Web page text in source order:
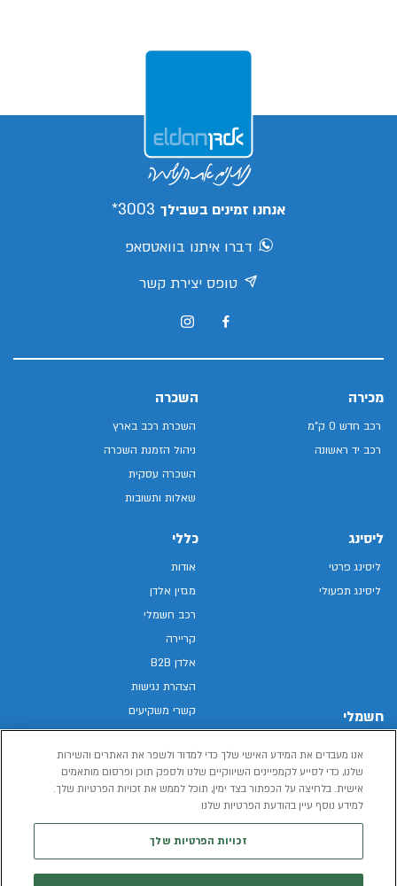
אנחנו זמינים בשבילך 3003*
דברו איתנו בוואטסאפ
טופס יצירת קשר
מכירה
רכב חדש 0 ק"מ
רכב יד ראשונה
השכרה
השכרת רכב בארץ
ניהול הזמנת השכרה
השכרה עסקית
שאלות ותשובות
ליסינג
ליסינג פרטי
ליסינג תפעולי
חשמלי
רכב חשמלי
הכל על רכב חשמלי
כללי
אודות
מגזין אלדן
רכב חשמלי
קריירה
אלדן B2B
הצהרת נגישות
קשרי משקיעים
מפת האתר
מדיניות פרטיות
תנאי שימוש
אנו מעבדים את המידע האישי שלך כדי למדוד ולשפר את האתרים והשירות
שלנו, כדי לסייע לקמפיינים השיווקיים שלנו ולספק תוכן ופרסום מותאמים
אישית. בלחיצה על הכפתור בצד ימין, תוכל לממש את זכויות הפרטיות שלך.
למידע נוסף עיין בהודעת הפרטיות שלנו
זכויות הפרטיות שלך